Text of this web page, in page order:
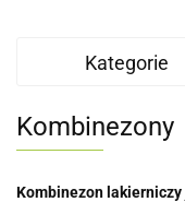
Kategorie
Kombinezony
Kombinezon lakierniczy